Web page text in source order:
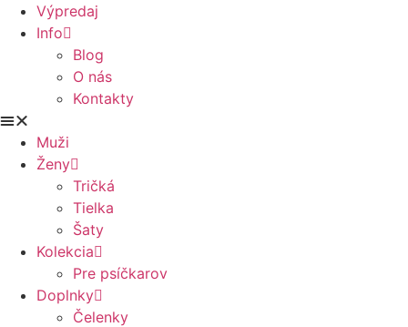
Výpredaj
Info
Blog
O nás
Kontakty
Muži
Ženy
Tričká
Tielka
Šaty
Kolekcia
Pre psíčkarov
Doplnky
Čelenky